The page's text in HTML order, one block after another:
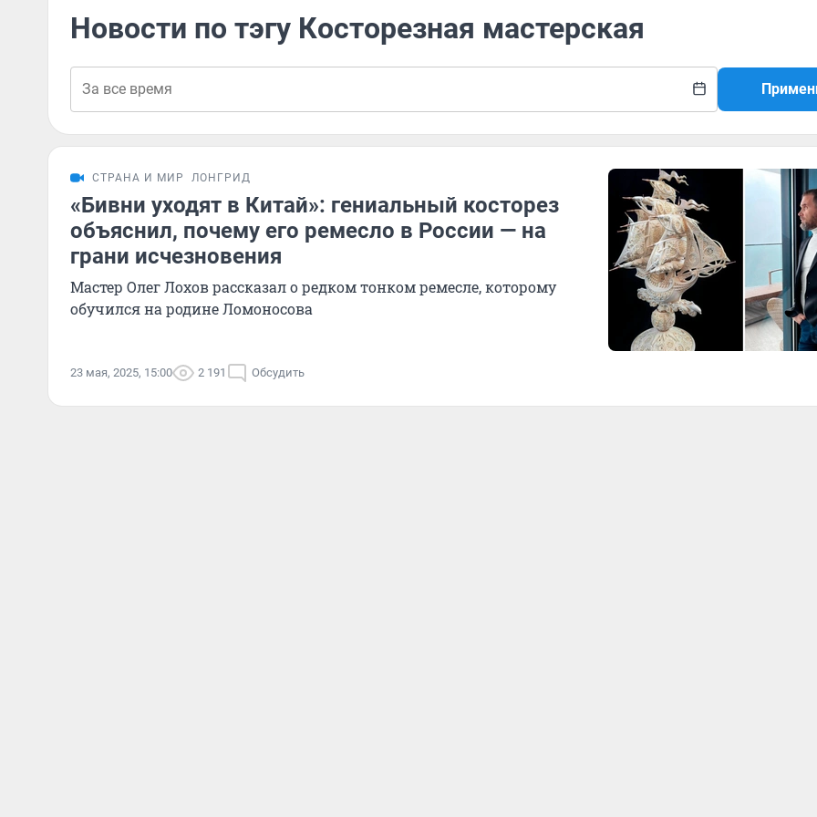
Новости по тэгу Косторезная мастерская
СТРАНА И МИР ЛОНГРИД
«Бивни уходят в Китай»: гениальный косторез
объяснил, почему его ремесло в России — на
грани исчезновения
Мастер Олег Лохов рассказал о редком тонком ремесле, которому
обучился на родине Ломоносова
23 мая, 2025, 15:00 2 191 Обсудить